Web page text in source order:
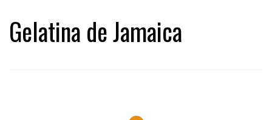
Gelatina de Jamaica